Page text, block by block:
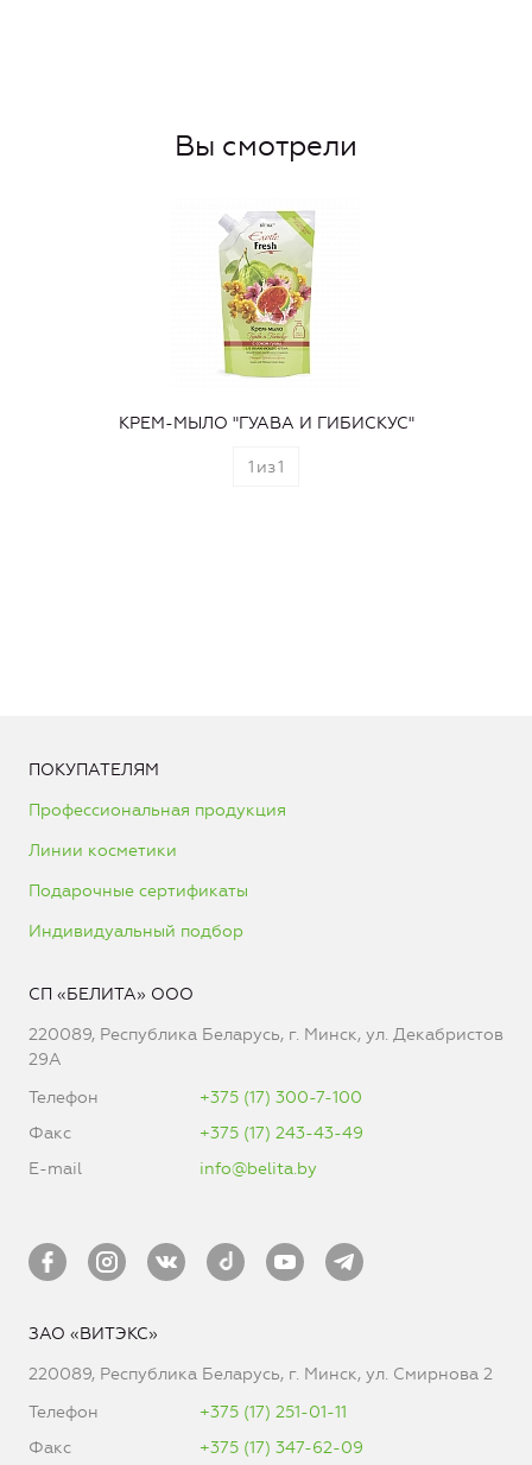
Вы смотрели
КРЕМ-МЫЛО "ГУАВА И ГИБИСКУС"
1 из1
ПОКУПАТЕЛЯМ
Профессиональная продукция
Линии косметики
Подарочные сертификаты
Индивидуальный подбор
СП «БЕЛИТА» ООО
220089, Республика Беларусь, г. Минск, ул. Декабристов
29А
Телефон
+375 (17) 300-7-100
Факс
+375 (17) 243-43-49
E-mail
info@belita.by
ЗАО «ВИТЭКС»
220089, Республика Беларусь, г. Минск, ул. Смирнова 2
Телефон
+375 (17) 251-01-11
Факс
+375 (17) 347-62-09